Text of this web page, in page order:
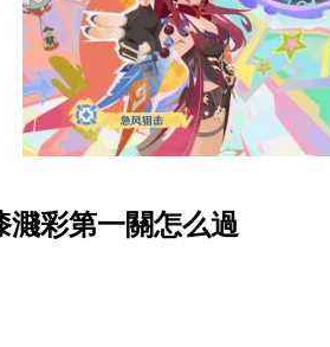
濺彩第一關怎么過